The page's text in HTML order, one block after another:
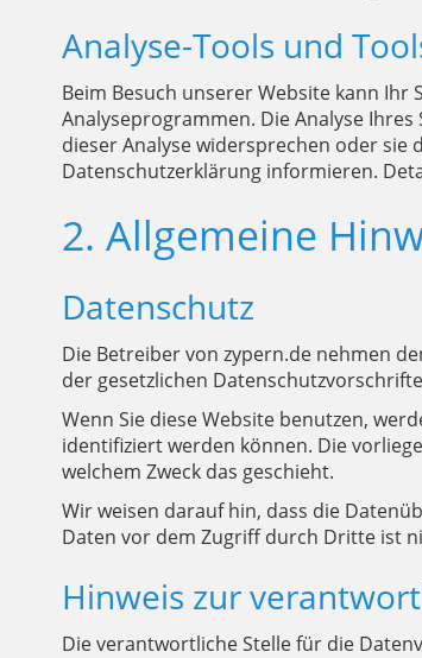
Analyse-Tools und
Beim Besuch unserer Website kann
Analyseprogrammen. Die Analyse
dieser Analyse widersprechen oder
Datenschutzerklärung informieren.
2. Allgemeine
Datenschutz
Die Betreiber von zypern.de nehmen
der gesetzlichen
Wenn Sie diese Website benutzen,
identifiziert werden können. Die
welchem Zweck das geschieht.
Wir weisen darauf hin, dass die
Daten vor dem Zugriff durch Dritte ist
Hinweis zur
Die verantwortliche Stelle für die